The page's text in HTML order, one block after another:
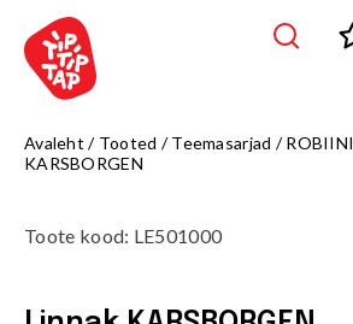
Avaleht / Tooted /Teemasarjad /
KARSBORGEN
Toote kood: LE501000